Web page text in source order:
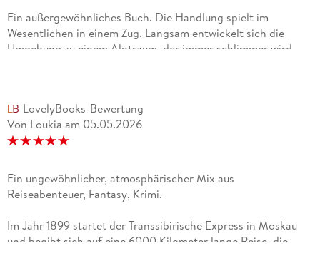
Ein außergewöhnliches Buch. Die Handlung spielt im
Wesentlichen in einem Zug. Langsam entwickelt sich die
Umgebung zu einem Alptraum, der immer schlimmer wird.
nicht los und das Ende ist überraschend aber hier sollte nicht
zu viel verraten werden. Hoffentlich gibt es noch mehr
Bücher diese Schriftstellerin.
LovelyBooks-Bewertung
Von Loukia am 05.05.2026
Ein ungewöhnlicher, atmosphärischer Mix aus
Reiseabenteuer, Fantasy, Krimi.
Im Jahr 1899 startet der Transsibirische Express in Moskau
und begibt sich auf eine 6000 Kilometer lange Reise, die